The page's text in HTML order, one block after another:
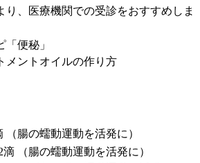
、医療機関での受診をおすすめしま
便秘」
メントオイルの作り方
（腸の蠕動運動を活発に）
（腸の蠕動運動を活発に）